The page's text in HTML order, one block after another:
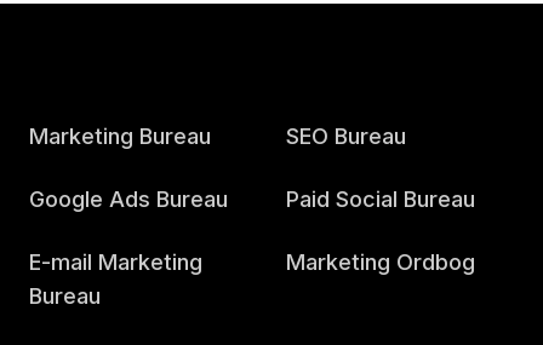
Marketing Bureau SEO Bureau
Google Ads Bureau Paid Social Bureau
E-mail Marketing
Bureau
Marketing Ordbog